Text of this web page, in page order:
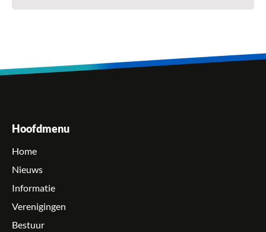
Hoofdmenu
Home
Nieuws
Informatie
Verenigingen
Bestuur